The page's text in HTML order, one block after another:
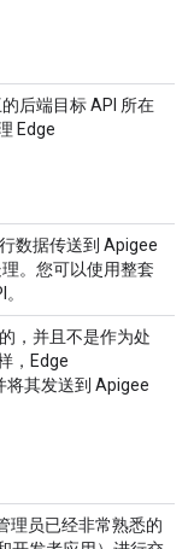
后端目标 API 所在
Edge
数据传送到 Apigee
。您可以使用整套
，并且不是作为处
，Edge
将其发送到 Apigee
理员已经非常熟悉的